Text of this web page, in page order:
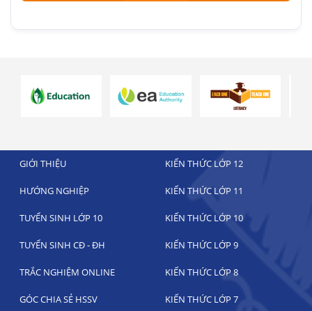
GIỚI THIỆU KIẾN THỨC LỚP 12
HƯỚNG NGHIỆP KIẾN THỨC LỚP 11
TUYỂN SINH LỚP 10 KIẾN THỨC LỚP 10
TUYỂN SINH CĐ - ĐH KIẾN THỨC LỚP 9
TRẮC NGHIỆM ONLINE KIẾN THỨC LỚP 8
GÓC CHIA SẺ HSSV KIẾN THỨC LỚP 7